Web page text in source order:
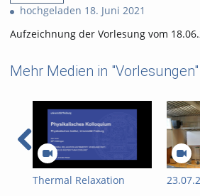
hochgeladen 18. Juni 2021
Aufzeichnung der Vorlesung vom
Mehr Medien in "Vorlesungen"
Thermal Relaxation